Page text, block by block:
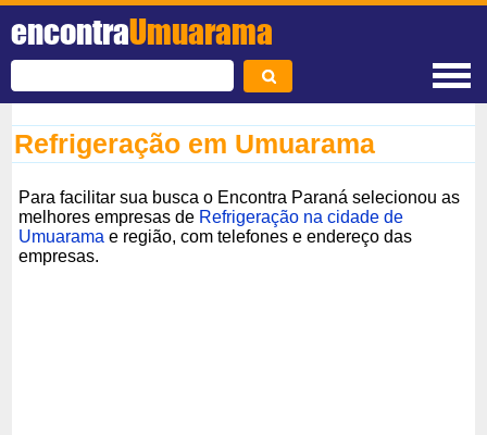
encontraUmuarama
Refrigeração em Umuarama
Para facilitar sua busca o Encontra Paraná selecionou as
melhores empresas de Refrigeração na cidade de
Umuarama e região, com telefones e endereço das
empresas.